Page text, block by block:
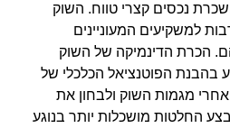
נכסים קצרי טווח. השוק
למשקיעים המעוניינים
הכרת הדינמיקה של השוק
בהבנת הפוטנציאל הכלכלי של
מגמות השוק ולבחון את
החלטות מושכלות יותר בנוגע